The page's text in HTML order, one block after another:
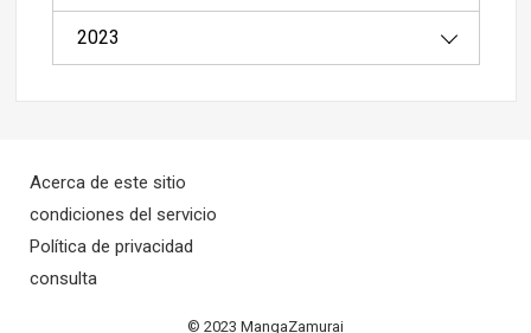
04/2025（2）
12/2024（4）
08/2024（22）
2023
Acerca de este sitio
condiciones del servicio
Política de privacidad
consulta
© 2023 MangaZamurai